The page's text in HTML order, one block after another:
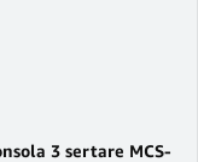
3 sertare MCS-